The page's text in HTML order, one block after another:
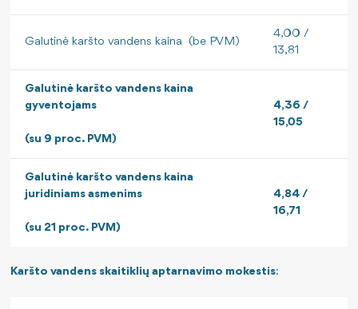
Galutinė karšto vandens kaina (be PVM)
4,00 /
13,81
Galutinė karšto vandens kaina
gyventojams
(su 9 proc. PVM)
4,36 /
15,05
Galutinė karšto vandens kaina
juridiniams asmenims
(su 21 proc. PVM)
4,84 /
16,71
Karšto vandens skaitiklių aptarnavimo mokestis: